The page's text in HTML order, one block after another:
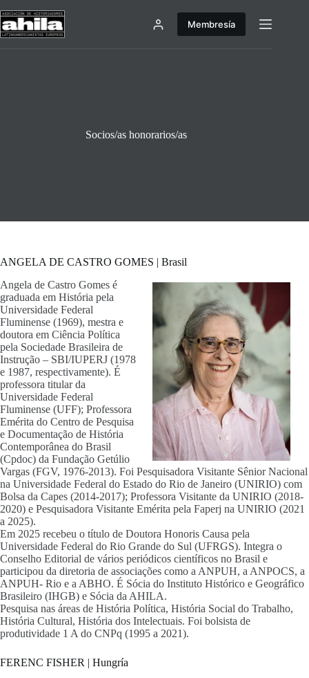
al
contenido
Membresía
Socios/as honorarios/as
ANGELA DE CASTRO GOMES | Brasil
Angela de Castro Gomes é
graduada em História pela
Universidade Federal
Fluminense (1969), mestra e
doutora em Ciência Política
pela Sociedade Brasileira de
Instrução – SBI/IUPERJ (1978
e 1987, respectivamente). É
professora titular da
Universidade Federal
Fluminense (UFF); Professora
Emérita do Centro de Pesquisa
e Documentação de História
Contemporânea do Brasil
(Cpdoc) da Fundação Getúlio
Vargas (FGV, 1976-2013). Foi Pesquisadora Visitante Sênior Nacional
na Universidade Federal do Estado do Rio de Janeiro (UNIRIO) com
Bolsa da Capes (2014-2017); Professora Visitante da UNIRIO (2018-
2020) e Pesquisadora Visitante Emérita pela Faperj na UNIRIO (2021
a 2025).
Em 2025 recebeu o título de Doutora Honoris Causa pela
Universidade Federal do Rio Grande do Sul (UFRGS). Integra o
Conselho Editorial de vários periódicos científicos no Brasil e
participou da diretoria de associações como a ANPUH, a ANPOCS, a
ANPUH- Rio e a ABHO. É Sócia do Instituto Histórico e Geográfico
Brasileiro (IHGB) e Sócia da AHILA.
Pesquisa nas áreas de História Política, História Social do Trabalho,
História Cultural, História dos Intelectuais. Foi bolsista de
produtividade 1 A do CNPq (1995 a 2021).
FERENC FISHER | Hungría